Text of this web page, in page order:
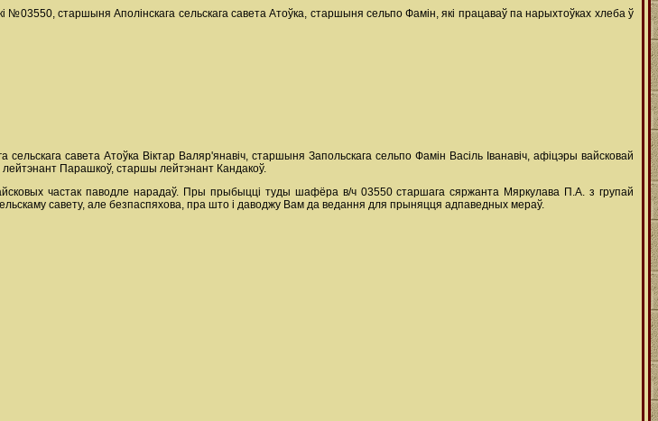
№03550, старшыня Аполінскага сельскага савета Атоўка, старшыня сельпо Фамін, які працаваў па нарыхтоўках хлеба ў
савета Атоўка Віктар Валяр'янавіч, старшыня Запольскага сельпо Фамін Васіль Іванавіч, афіцэры вайсковай
лейтэнант Парашкоў, старшы лейтэнант Кандакоў.
частак паводле нарадаў. Пры прыбыцці туды шафёра в/ч 03550 старшага сяржанта Мяркулава П.А. з групай
савету, але безпаспяхова, пра што і даводжу Вам да ведання для прыняцця адпаведных мераў.